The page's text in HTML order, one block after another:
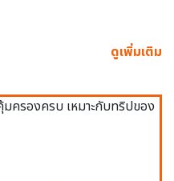
ดูเพิ่มเติม